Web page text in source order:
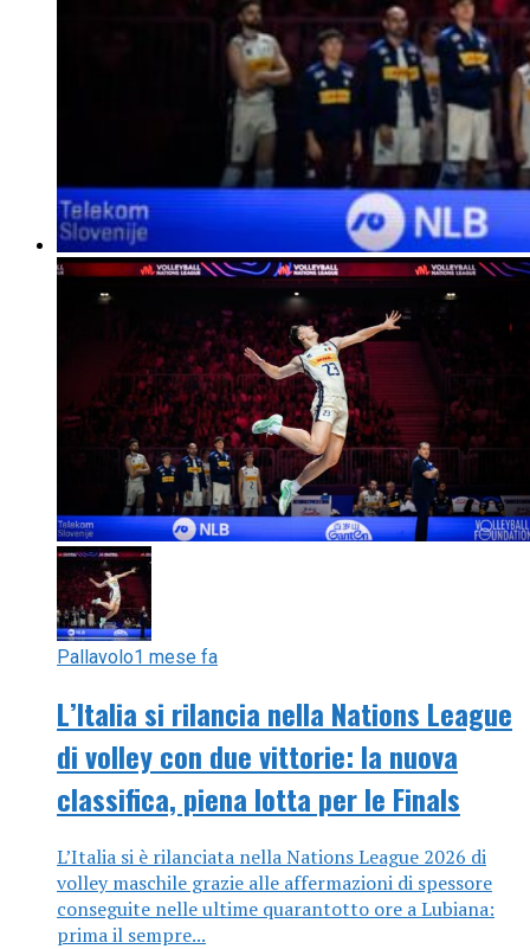
Pallavolo1 mese fa
L’Italia si rilancia nella Nations League
di volley con due vittorie: la nuova
classifica, piena lotta per le Finals
L’Italia si è rilanciata nella Nations League 2026 di
volley maschile grazie alle affermazioni di spessore
conseguite nelle ultime quarantotto ore a Lubiana:
prima il sempre...